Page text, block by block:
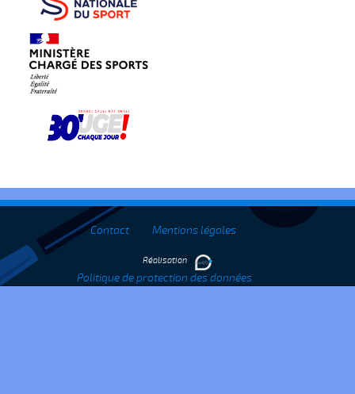
Contact Mentions légales
Politique de protection des données
Réalisation